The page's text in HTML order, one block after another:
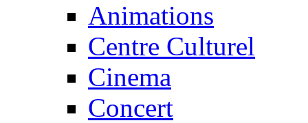
Animations
Centre Culturel
Cinema
Concert